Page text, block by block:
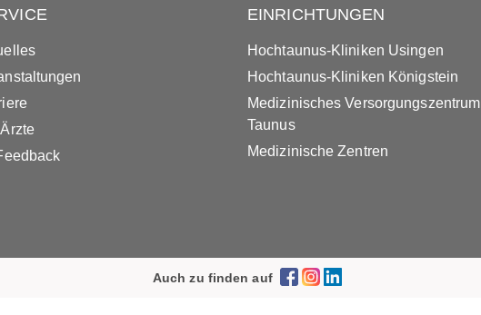
EINRICHTUNGEN
Hochtaunus-Kliniken Usingen
Hochtaunus-Kliniken Königstein
Medizinisches Versorgungszentrum
Taunus
Medizinische Zentren
Auch zu finden auf